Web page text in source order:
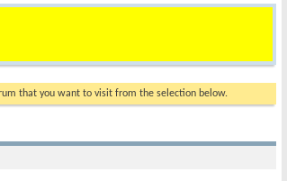
that you want to visit from the selection below.